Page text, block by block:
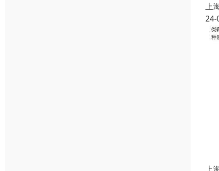
上
24-